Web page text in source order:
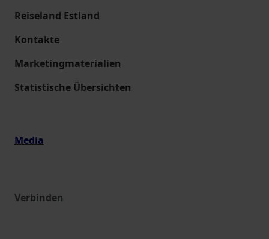
Reiseland Estland
Kontakte
Marketingmaterialien
Statistische Übersichten
Media
Verbinden